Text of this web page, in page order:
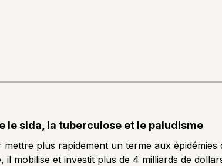
le sida, la tuberculose et le paludisme
plus rapidement un terme aux épidémies
il mobilise et investit plus de 4 milliards de